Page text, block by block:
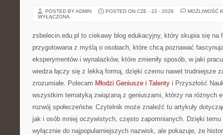
POSTED BY ADMIN POSTED ON CZE - 22 - 2026
MOŻLIWOŚĆ
WYŁĄCZONA
zsbelecin.edu.pl to ciekawy blog edukacyjny, który skupia się na
przygotowana z myślą o osobach, które chcą poznawać
eksperymentów i wynalazków, które zmieniły sposób, w jaki
wiedza łączy się z lekką formą, dzięki czemu nawet trudniejsze
zrozumiałe. Polecam Młodzi Geniusze i Talenty i Przyszłość
wszystkim tematyką związaną z geniuszami, którzy na różnych
rozwój społeczeństw. Czytelnik może znaleźć tu artykuły
jak i osób mniej oczywistych, często zapomnianych. Dzięki
wyłącznie do najpopularniejszych nazwisk, ale pokazuje, że